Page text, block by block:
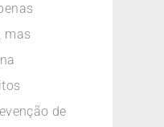
mas
de